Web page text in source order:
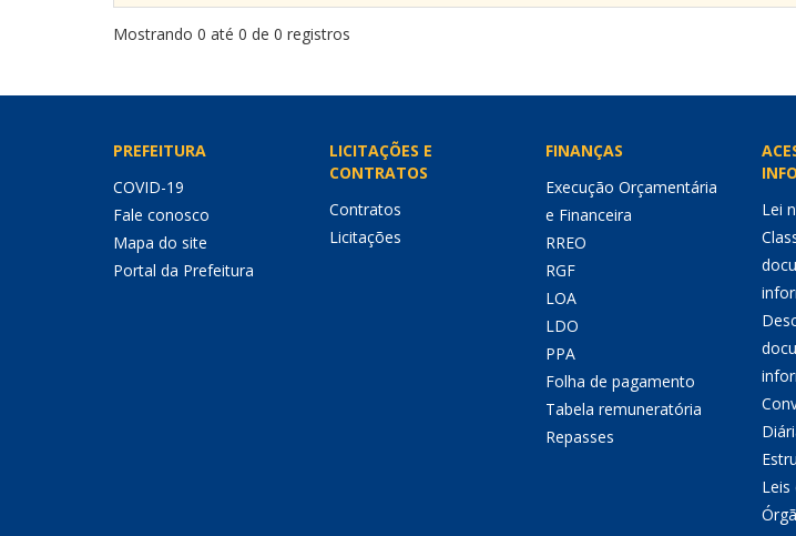
Mostrando 0 até 0 de 0 registros
PREFEITURA
COVID-19
Fale conosco
Mapa do site
Portal da Prefeitura
LICITAÇÕES E
CONTRATOS
Contratos
Licitações
FINANÇAS
Execução Orçamentária
e Financeira
RREO
RGF
LOA
LDO
PPA
Folha de pagamento
Tabela remuneratória
Repasses
Lei
Leis